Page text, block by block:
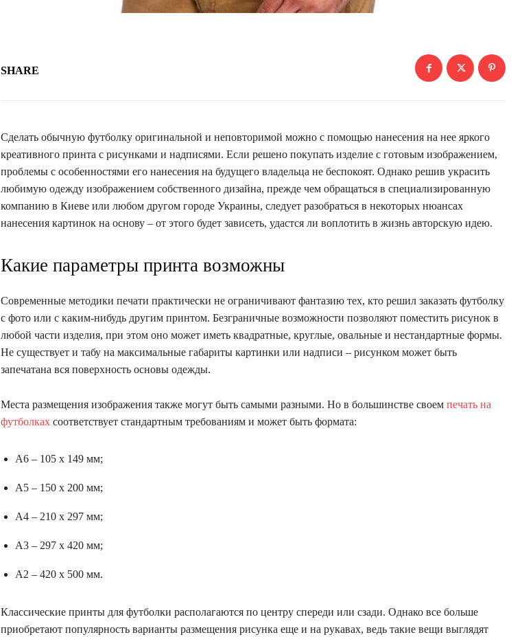
SHARE
Сделать обычную футболку оригинальной и неповторимой можно с помощью нанесения на нее яркого
креативного принта с рисунками и надписями. Если решено покупать изделие с готовым изображением,
проблемы с особенностями его нанесения на будущего владельца не беспокоят. Однако решив украсить
любимую одежду изображением собственного дизайна, прежде чем обращаться в специализированную
компанию в Киеве или любом другом городе Украины, следует разобраться в некоторых нюансах
нанесения картинок на основу – от этого будет зависеть, удастся ли воплотить в жизнь авторскую идею.
Какие параметры принта возможны
Современные методики печати практически не ограничивают фантазию тех, кто решил заказать футболку
с фото или с каким-нибудь другим принтом. Безграничные возможности позволяют поместить рисунок в
любой части изделия, при этом оно может иметь квадратные, круглые, овальные и нестандартные формы.
Не существует и табу на максимальные габариты картинки или надписи – рисунком может быть
запечатана вся поверхность основы одежды.
Места размещения изображения также могут быть самыми разными. Но в большинстве своем печать на
футболках соответствует стандартным требованиям и может быть формата:
А6 – 105 х 149 мм;
А5 – 150 х 200 мм;
А4 – 210 х 297 мм;
А3 – 297 х 420 мм;
А2 – 420 х 500 мм.
Классические принты для футболки располагаются по центру спереди или сзади. Однако все больше
приобретают популярность варианты размещения рисунка еще и на рукавах, ведь такие вещи выглядят